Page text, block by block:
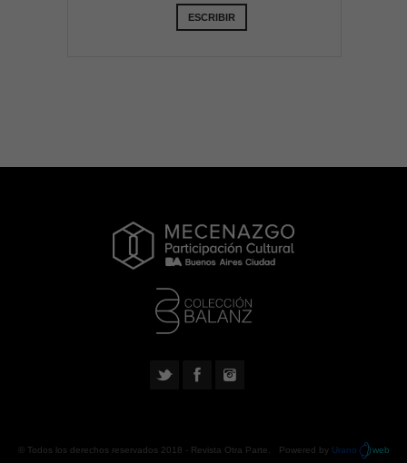
ESCRIBIR
© Todos los derechos reservados 2018 - Revista Otra Parte . Powered by Urano web